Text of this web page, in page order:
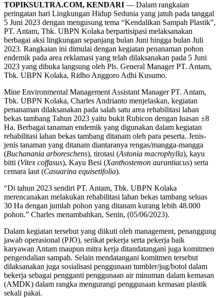
TOPIKSULTRA.COM, KENDARI — Dalam rangkaian
peringatan hari Lingkungan Hidup Sedunia yang jatuh pada tanggal
5 Juni 2023 dengan mengusung tema “Kendalikan Sampah Plastik”,
PT. Antam, Tbk. UBPN Kolaka berpartisipasi melaksanakan
berbagai aksi lingkungan sepanjang bulan Juni hingga bulan Juli
2023. Rangkaian ini dimulai dengan kegiatan penanaman pohon
endemik pada area reklamasi yang telah dilaksanakan pada 5 Juni
2023 yang dibuka langsung oleh Pls. General Manager PT. Antam,
Tbk. UBPN Kolaka, Ridho Anggoro Adhi Kusumo.
Mine Environmental Management Assistant Manager PT. Antam,
Tbk. UBPN Kolaka, Charles Andrianto menjelaskan, kegiatan
penanaman dilaksanakan pada salah satu area rehabilitasi lahan
bekas tambang Tahun 2023 yaitu bukit Rubicon dengan luasan ±8
Ha. Berbagai tanaman endemik yang digunakan dalam kegiatan
rehabilitasi lahan bekas tambang ditanam oleh para peserta. Jenis-
jenis tanaman yang ditanam diantaranya rengas/mangga-mangga
(Buchanania arboreschens), tirotasi (Astonia macrophylla), kayu
bitti (Vitex coffasus), Kayu Besi (Xanthostemon aurantiacus) serta
cemara laut (Casuarina equisetifolia).
“Di tahun 2023 sendiri PT. Antam, Tbk. UBPN Kolaka
merencanakan melakukan rehabilitasi lahan bekas tambang seluas
30 Ha dengan jumlah pohon yang ditanam kurang lebih 48.000
pohon.” Charles menambahkan, Senin, (05/06/2023).
Dalam kegiatan tersebut yang diikuti oleh management, penanggung
jawab operasional (PJO), serikat pekerja serta pekerja baik
karyawan Antam maupun mitra kerja ditandatangani juga komitmen
pengendalian sampah. Selain mendatangani komitmen tersebut
dilaksanakan juga sosialisasi penggunaan tumbler/jug/botol dalam
bekerja sebagai pengganti penggunaan air minuman dalam kemasan
(AMDK) dalam rangka mengurangi penggunaan kemasan plastik
sekali pakai.